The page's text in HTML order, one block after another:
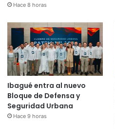
Hace 8 horas
Ibagué entra al nuevo
Bloque de Defensa y
Seguridad Urbana
Hace 9 horas